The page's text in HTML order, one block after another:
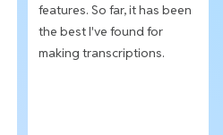
features. So far, it has been
the best I've found for
making transcriptions.